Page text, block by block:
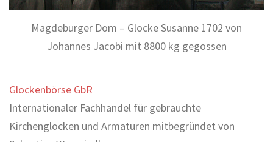
Magdeburger Dom – Glocke Susanne 1702 von
Johannes Jacobi mit 8800 kg gegossen
Glockenbörse GbR
Internationaler Fachhandel für gebrauchte
Kirchenglocken und Armaturen mitbegründet von